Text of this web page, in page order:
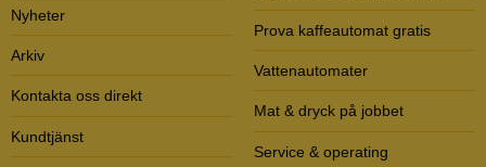
Nyheter
Arkiv
Kontakta oss direkt
Kundtjänst
Prova kaffeautomat gratis
Vattenautomater
Mat & dryck på jobbet
Service & operating